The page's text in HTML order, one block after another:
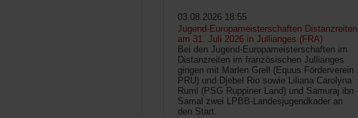
03.08.2026 18:55
Jugend-Europameisterschaften Distanzreiten
am 31. Juli 2026 in Jullianges (FRA)
Bei den Jugend-Europameisterschaften im
Distanzreiten im französischen Jullianges
gingen mit Marlen Grell (Equus Förderverein
PRU) und Djebel Rio sowie Liliana Carolyna
Ruml (PSG Ruppiner Land) und Samuraj ibn
Samal zwei LPBB-Landesjugendkader an
den Start.